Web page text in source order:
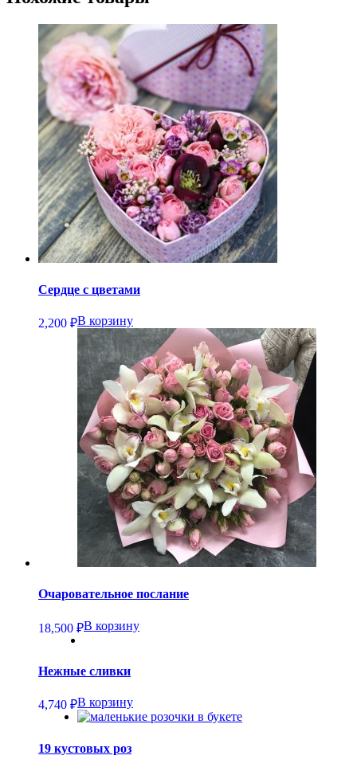
Сердце с цветами
2,200 ₽В корзину
Очаровательное послание
18,500 ₽В корзину
Нежные сливки
4,740 ₽В корзину
19 кустовых роз